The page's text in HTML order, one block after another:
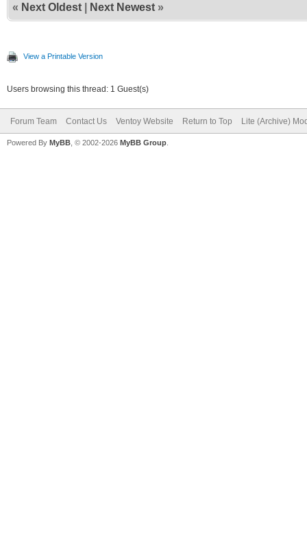
« Next Oldest Next Newest »
View a Printable Version
Users browsing this thread: 1 Guest(s)
Forum Team Contact Us Ventoy Website Return to Top Lite (Archive)
Powered By MyBB , © 2002-2026 MyBB Group